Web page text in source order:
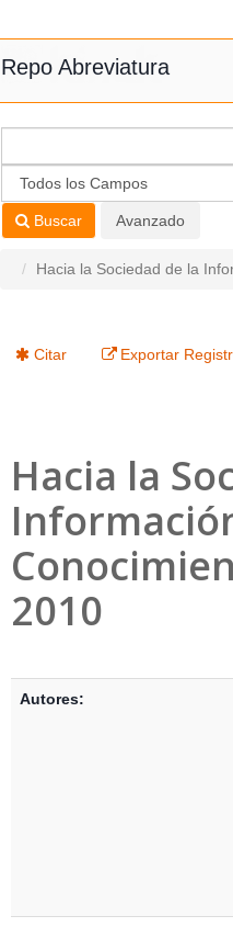
Repo Abreviatura
Buscar Avanzado
Hacia la Sociedad de la
Citar Exportar
Hacia la
2010
Autores: